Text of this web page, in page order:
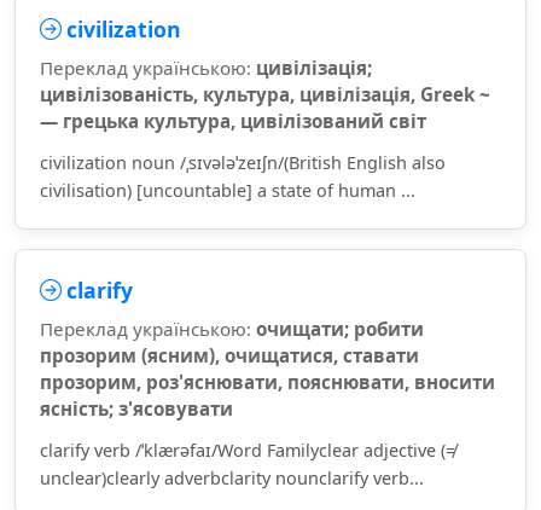
civilization
Переклад українською: цивілізація;
цивілізованість, культура, цивілізація, Greek ~
— грецька культура, цивілізований світ
civilization noun /ˌsɪvələˈzeɪʃn/(British English also
civilisation) [uncountable] a state of human ...
clarify
Переклад українською: очищати; робити
прозорим (ясним), очищатися, ставати
прозорим, роз'яснювати, пояснювати, вносити
ясність; з'ясовувати
clarify verb /ˈklærəfaɪ/Word Familyclear adjective (≠
unclear)clearly adverbclarity nounclarify verb...